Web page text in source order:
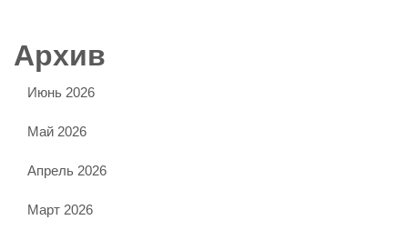
Архив
Июнь 2026
Май 2026
Апрель 2026
Март 2026